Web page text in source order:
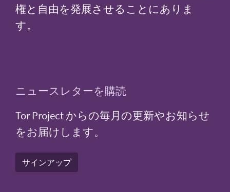
権と自由を発展させることにありま
す。
ニュースレターを購読
Tor Project からの毎月の更新やお知らせ
をお届けします。
サインアップ